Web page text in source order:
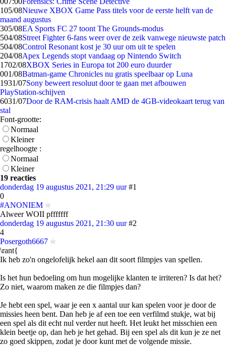
105/08Nieuwe XBOX Game Pass titels voor de eerste helft van de
maand augustus
305/08EA Sports FC 27 toont The Grounds-modus
504/08Street Fighter 6-fans weer over de zeik vanwege nieuwste patch
504/08Control Resonant kost je 30 uur om uit te spelen
204/08Apex Legends stopt vandaag op Nintendo Switch
1702/08XBOX Series in Europa tot 200 euro duurder
001/08Batman-game Chronicles nu gratis speelbaar op Luna
1931/07Sony beweert resoluut door te gaan met afbouwen
PlayStation-schijven
6031/07Door de RAM-crisis haalt AMD de 4GB-videokaart terug van
stal
Font-grootte:
Normaal
Kleiner
regelhoogte :
Normaal
Kleiner
19 reacties
donderdag 19 augustus 2021, 21:29 uur #1
0
#ANONIEM
Alweer WOII pfffffff
donderdag 19 augustus 2021, 21:30 uur #2
4
Posergoth6667
\rant{
Ik heb zo'n ongelofelijk hekel aan dit soort filmpjes van spellen.
Is het hun bedoeling om hun mogelijke klanten te irriteren? Is dat het?
Zo niet, waarom maken ze die filmpjes dan?
Je hebt een spel, waar je een x aantal uur kan spelen voor je door de
missies heen bent. Dan heb je af een toe een verfilmd stukje, wat bij
een spel als dit echt nul verder nut heeft. Het leukt het misschien een
klein beetje op, dan heb je het gehad. Bij een spel als dit kun je ze net
zo goed skippen, zodat je door kunt met de volgende missie.